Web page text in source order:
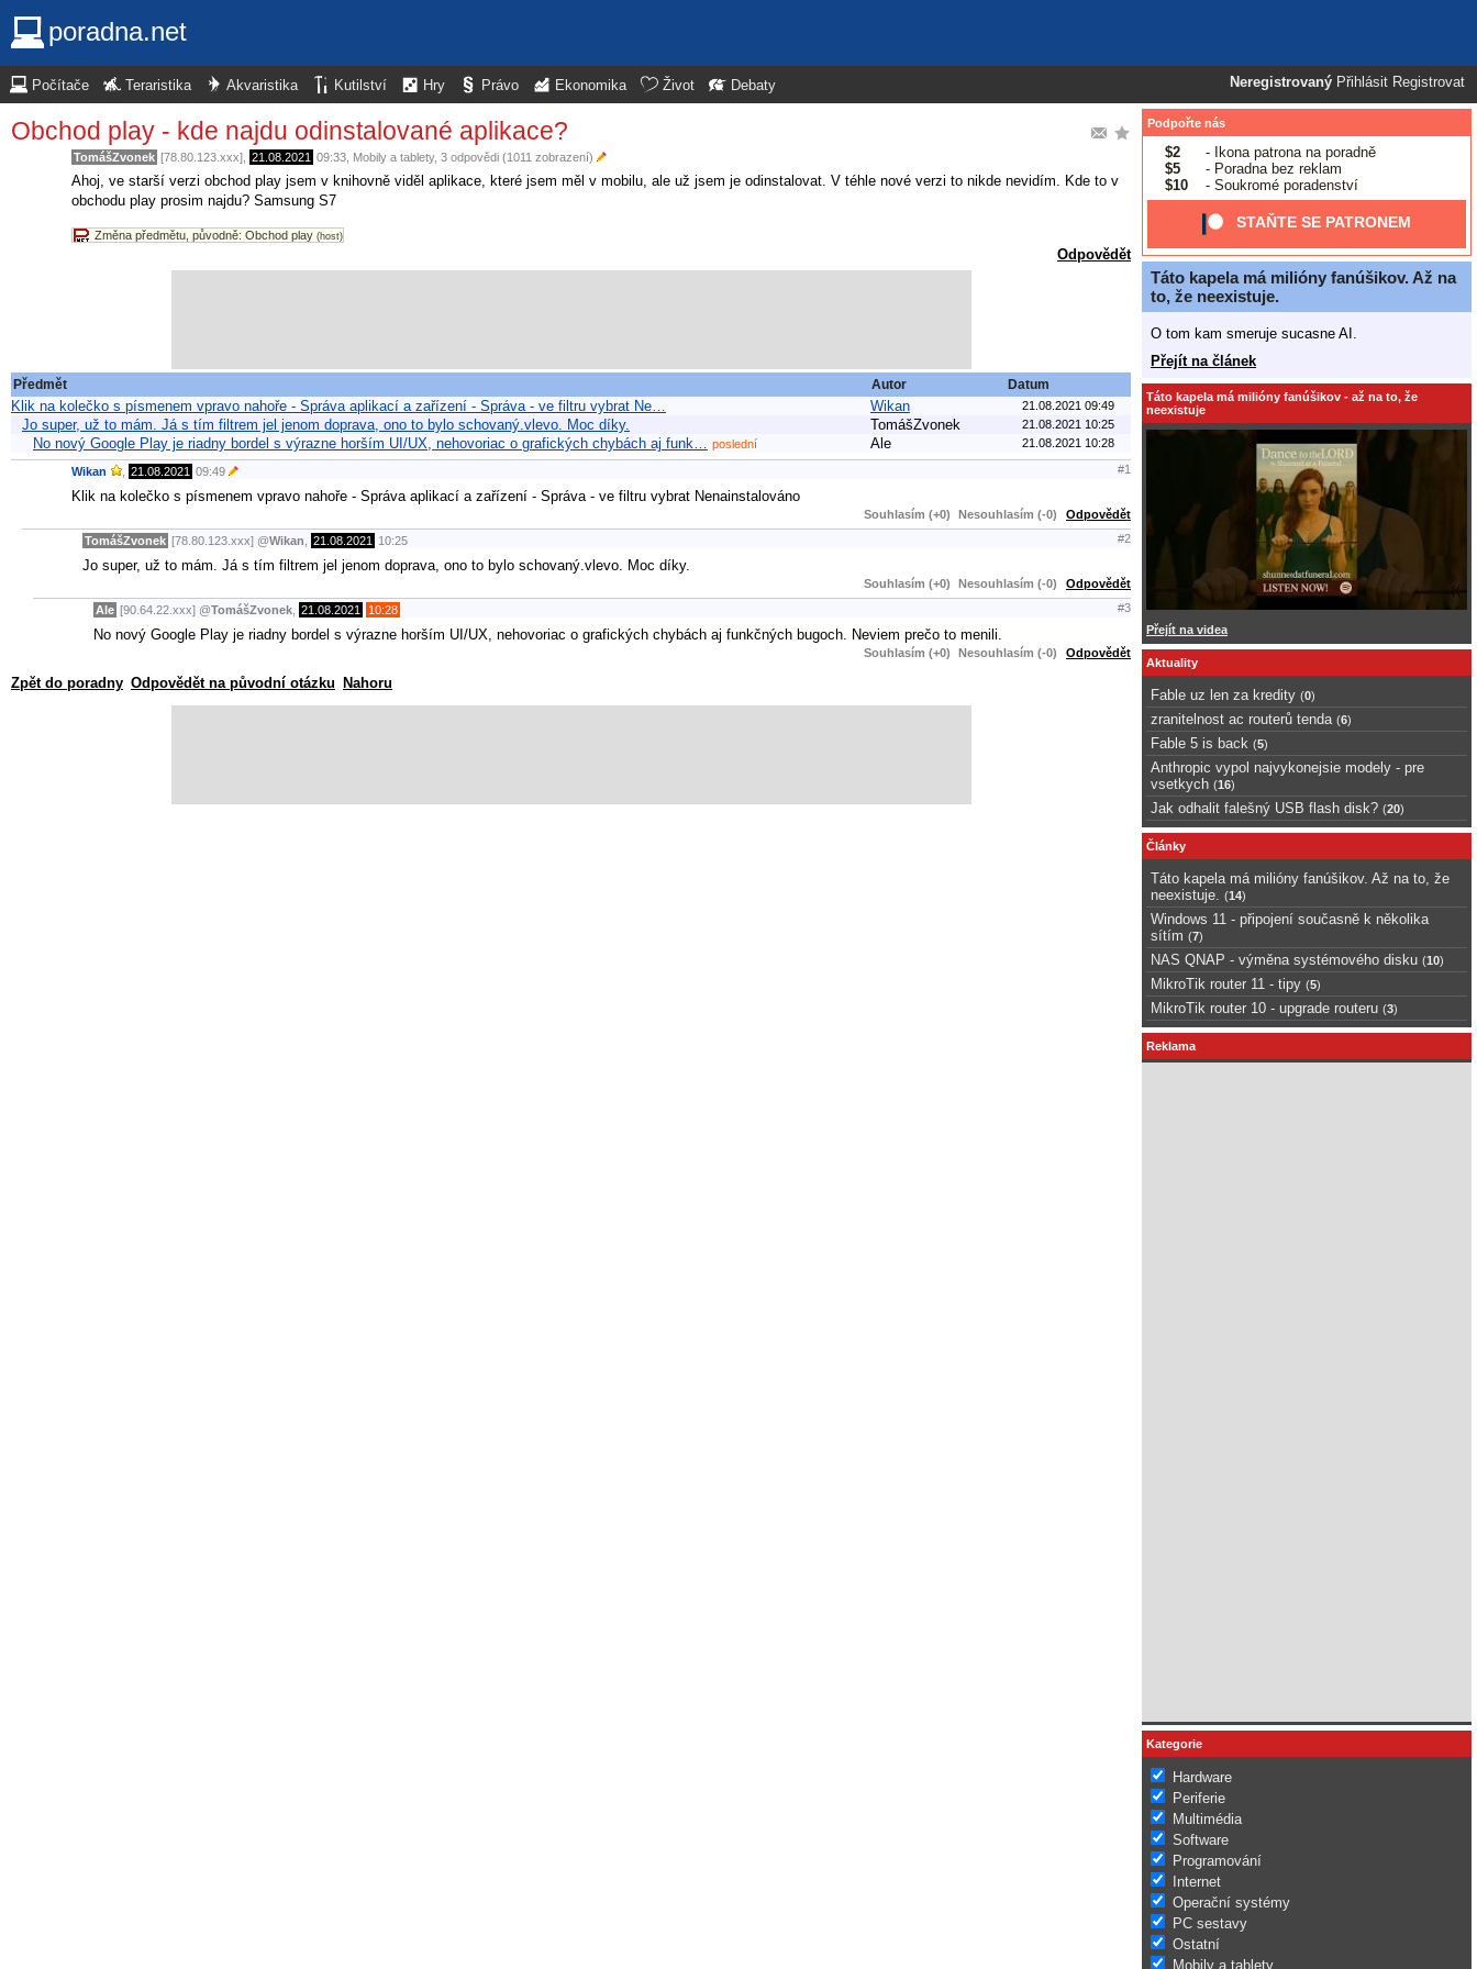
poradna.net
Neregistrovaný Přihlásit Registrovat
Počítače Teraristika Akvaristika Kutilství Hry Právo Ekonomika Život Debaty
Obchod play - kde najdu odinstalované aplikace?
TomášZvonek [78.80.123.xxx], 21.08.2021 09:33 Mobily a tablety, 3 odpovědi (1011 zobrazení)
Ahoj, ve starší verzi obchod play jsem v knihovně viděl aplikace, které jsem měl v mobilu, ale už jsem je odinstalovat. V téhle nové verzi to nikde nevidím. Kde to v
obchodu play prosim najdu? Samsung S7
Změna předmětu, původně: Obchod play (host)
Odpovědět
Předmět Autor Datum
Klik na kolečko s písmenem vpravo nahoře - Správa aplikací a zařízení - Správa - ve filtru vybrat Ne… Wikan 21.08.2021 09:49
Jo super, už to mám. Já s tím filtrem jel jenom doprava, ono to bylo schovaný.vlevo. Moc díky. TomášZvonek 21.08.2021 10:25
No nový Google Play je riadny bordel s výrazne horším UI/UX, nehovoriac o grafických chybách aj funk… poslední Ale 21.08.2021 10:28
Wikan 21.08.2021 09:49 #1
Klik na kolečko s písmenem vpravo nahoře - Správa aplikací a zařízení - Správa - ve filtru vybrat Nenainstalováno
Souhlasím (+0) Nesouhlasím (-0) Odpovědět
TomášZvonek [78.80.123.xxx] @Wikan 21.08.2021 10:25 #2
Jo super, už to mám. Já s tím filtrem jel jenom doprava, ono to bylo schovaný.vlevo. Moc díky.
Souhlasím (+0) Nesouhlasím (-0) Odpovědět
Ale [90.64.22.xxx] @TomášZvonek 21.08.2021 10:28 #3
No nový Google Play je riadny bordel s výrazne horším UI/UX, nehovoriac o grafických chybách aj funkčných bugoch. Neviem prečo to menili.
Souhlasím (+0) Nesouhlasím (-0) Odpovědět
Zpět do poradny Odpovědět na původní otázku Nahoru
Podpořte nás
$2
- Ikona patrona na poradně
$5
- Poradna bez reklam
$10
- Soukromé poradenství
STAŇTE SE PATRONEM
Táto kapela má milióny fanúšikov. Až na
to, že neexistuje.
O tom kam smeruje sucasne AI.
Přejít na článek
Táto kapela má milióny fanúšikov - až na to, že
neexistuje
Přejít na videa
Aktuality
Fable uz len za kredity (0)
zranitelnost ac routerů tenda (6)
Fable 5 is back (5)
Anthropic vypol najvykonejsie modely - pre
vsetkych (16)
Jak odhalit falešný USB flash disk? (20)
Články
Táto kapela má milióny fanúšikov. Až na to, že
neexistuje.
(14)
Windows 11 - připojení současně k několika
sítím (7)
NAS QNAP - výměna systémového disku (10)
MikroTik router 11 - tipy (5)
MikroTik router 10 - upgrade routeru (3)
Reklama
Kategorie
Hardware
Periferie
Multimédia
Software
Programování
Internet
Operační systémy
PC sestavy
Ostatní
Mobily a tablety